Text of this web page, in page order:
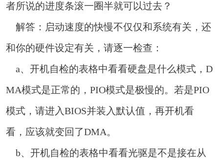
者所说的进度条滚一圈半就可以过去？
解答：启动速度的快慢不仅仅和系统有关，还
和你的硬件设定有关，请逐一检查：
a、开机自检的表格中看看硬盘是什么模式，D
MA模式是正常的，PIO模式是极慢的。若是PIO
模式，请进入BIOS并装入默认值，再开机看
看，应该就变回了DMA。
b、开机自检的表格中看看光驱是不是接在从